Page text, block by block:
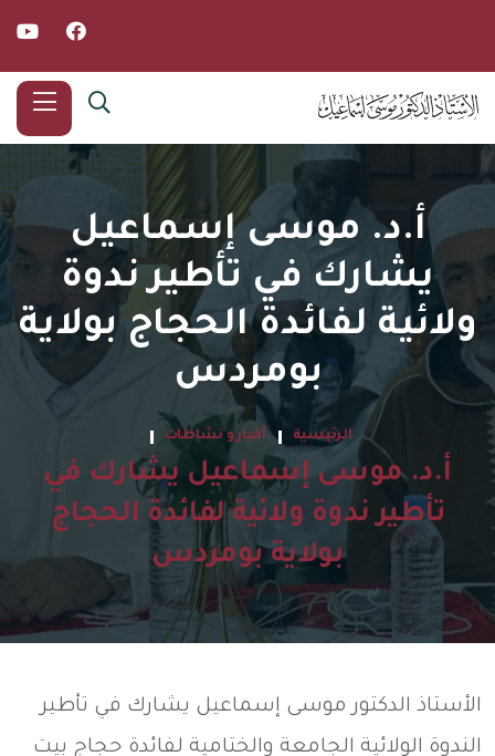
أ.د. موسى إسماعيل
يشارك في تأطير ندوة
ولائية لفائدة الحجاج بولاية
بومردس
الرئيسية أخبار و نشاطات
أ.د. موسى إسماعيل يشارك في
تأطير ندوة ولائية لفائدة الحجاج
بولاية بومردس
الأستاذ الدكتور موسى إسماعيل يشارك في تأطير
الندوة الولائية الجامعة والختامية لفائدة حجاج بيت